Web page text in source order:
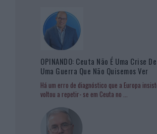
OPINANDO: Ceuta Não É Uma Crise
Uma Guerra Que Não Quisemos Ver
Há um erro de diagnóstico que a Europa
voltou a repetir- se em Ceuta no ...